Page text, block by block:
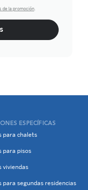
de la promoción.
ESPECÍFICAS
para chalets
para pisos
viviendas
para segundas residencias